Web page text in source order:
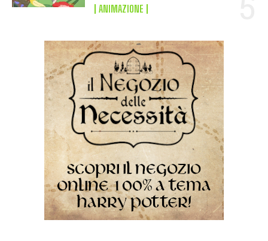
ANIMAZIONE